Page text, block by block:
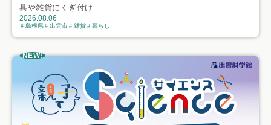
具や雑貨にくぎ付け
2026.08.06
島根県 出雲市 雑貨 暮らし
NEW!